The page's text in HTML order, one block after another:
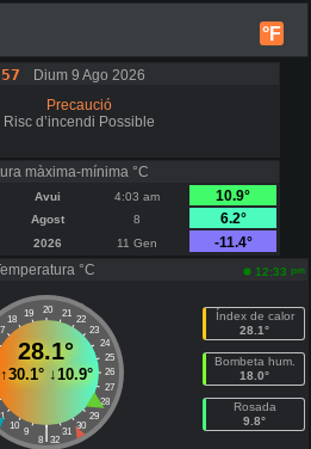
°F
Dium 9 Ago 2026
Precaució
Risc d’incendi Possible
màxima-mínima °C
Avui 4:03 am
10.9°
Agost 8
6.2°
2026 11 Gen
-11.4°
°C
12:33 pm
20
19 21
18
22
23
24
25
26
27
28
29
10
30
9 31
|
8 32
28.1°
↑30.1°↓10.9°
Índex de calor
28.1°
Bombeta hum.
18.0°
Rosada
9.8°